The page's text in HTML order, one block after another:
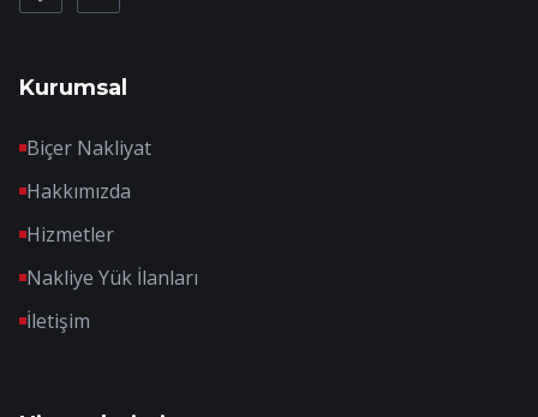
Kurumsal
Biçer Nakliyat
Hakkımızda
Hizmetler
Nakliye Yük İlanları
İletişim